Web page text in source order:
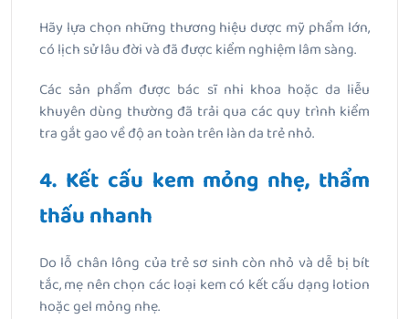
Hãy lựa chọn những thương hiệu dược mỹ phẩm lớn,
có lịch sử lâu đời và đã được kiểm nghiệm lâm sàng.
Các sản phẩm được bác sĩ nhi khoa hoặc da liễu
khuyên dùng thường đã trải qua các quy trình kiểm
tra gắt gao về độ an toàn trên làn da trẻ nhỏ.
4. Kết cấu kem mỏng nhẹ, thẩm
thấu nhanh
Do lỗ chân lông của trẻ sơ sinh còn nhỏ và dễ bị bít
tắc, mẹ nên chọn các loại kem có kết cấu dạng lotion
hoặc gel mỏng nhẹ.